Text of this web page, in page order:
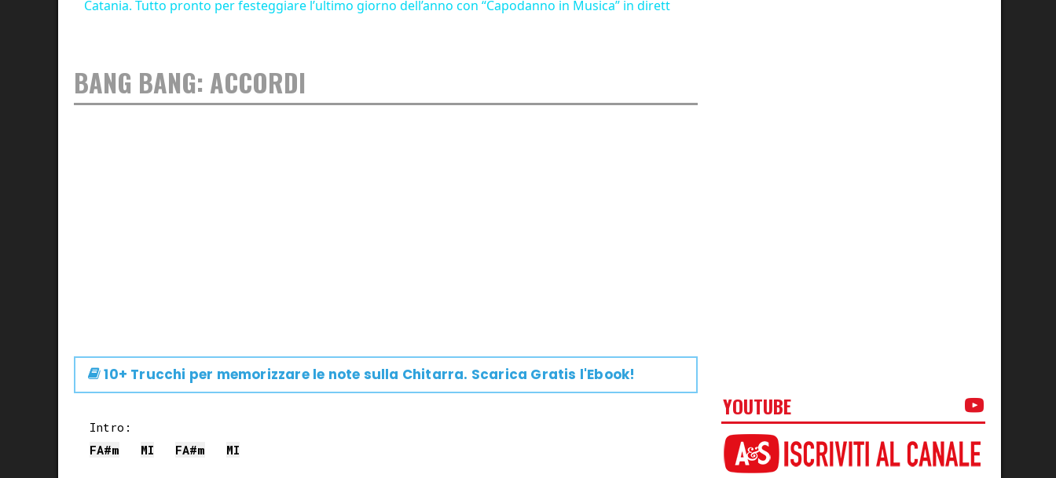
Catania. Tutto pronto per festeggiare l’ultimo giorno dell’anno con “Capodanno in Musica” in dirett
BANG BANG: ACCORDI
10+ Trucchi per memorizzare le note sulla Chitarra. Scarica Gratis l'Ebook!
FA#m MI FA#m MI
YOUTUBE